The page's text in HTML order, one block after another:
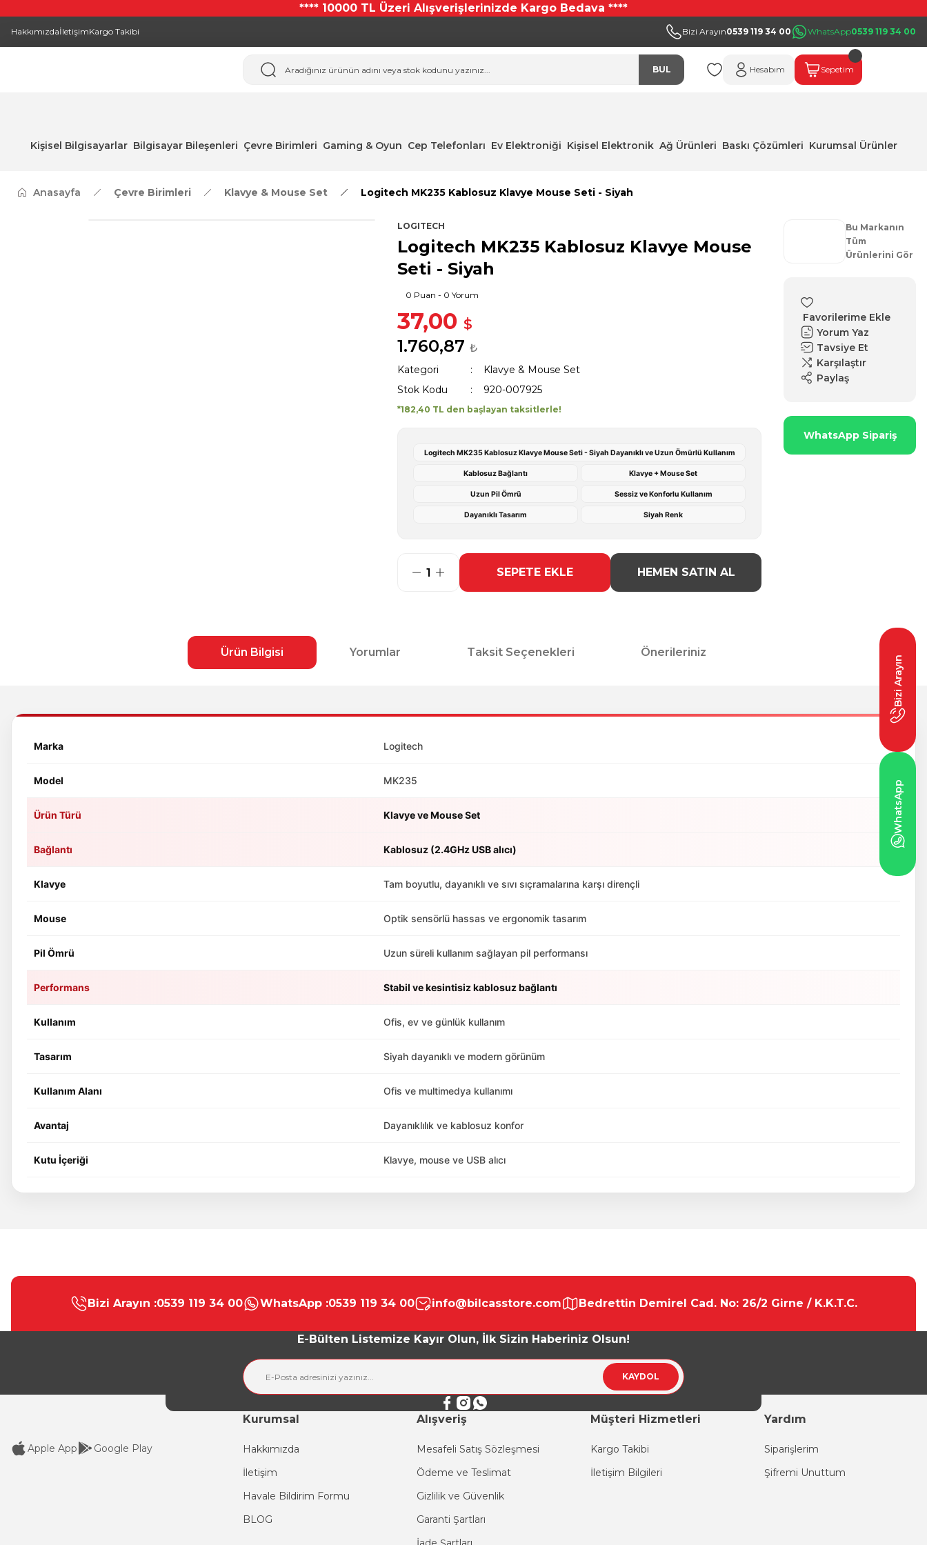
**** 10000 TL Üzeri Alışverişlerinizde Kargo Bedava ****
HakkımızdaİletişimKargo Takibi Bizi Arayın0539 119 34 00 WhatsApp0539 119 34 00
BUL Hesabım Sepetim
Kişisel Bilgisayarlar Bilgisayar Bileşenleri Çevre Birimleri Gaming & Oyun Cep Telefonları Ev Elektroniği Kişisel Elektronik Ağ Ürünleri Baskı Çözümleri Kurumsal Ürünler
Anasayfa Çevre Birimleri Klavye & Mouse Set Logitech MK235 Kablosuz Klavye Mouse Seti - Siyah
LOGITECH
Logitech MK235 Kablosuz Klavye Mouse
Seti - Siyah
0 Puan - 0 Yorum
37,00 $
1.760,87 ₺
Kategori
Klavye & Mouse Set
Stok Kodu
920-007925
*182,40 TL den başlayan taksitlerle!
Logitech MK235 Kablosuz Klavye Mouse Seti - Siyah Dayanıklı ve Uzun Ömürlü Kullanım
Kablosuz Bağlantı Klavye + Mouse Set
Uzun Pil Ömrü Sessiz ve Konforlu Kullanım
Dayanıklı Tasarım Siyah Renk
SEPETE EKLE HEMEN SATIN AL
Bu Markanın
Tüm
Ürünlerini Gör
Yorum Yaz
Tavsiye Et
Karşılaştır
Paylaş
WhatsApp Sipariş
Ürün Bilgisi Yorumlar Taksit Seçenekleri Önerileriniz
Marka Logitech
Model MK235
Ürün Türü Klavye ve Mouse Set
Bağlantı Kablosuz (2.4GHz USB alıcı)
Klavye Tam boyutlu, dayanıklı ve sıvı sıçramalarına karşı dirençli
Mouse Optik sensörlü hassas ve ergonomik tasarım
Pil Ömrü Uzun süreli kullanım sağlayan pil performansı
Performans Stabil ve kesintisiz kablosuz bağlantı
Kullanım Ofis, ev ve günlük kullanım
Tasarım Siyah dayanıklı ve modern görünüm
Kullanım Alanı Ofis ve multimedya kullanımı
Avantaj Dayanıklılık ve kablosuz konfor
Kutu İçeriği Klavye, mouse ve USB alıcı
Görüş ve önerileriniz için teşekkür ederiz.
Ürün resmi kalitesiz, bozuk veya görüntülenemiyor.
Ürün açıklamasında eksik bilgiler bulunuyor.
Gönder
Bizi Arayın :0539 119 34 00 WhatsApp :0539 119 34 00 info@bilcasstore.com Bedrettin Demirel Cad. No: 26/2 Girne / K.K.T.C.
E-Bülten Listemize Kayır Olun, İlk Sizin Haberiniz Olsun!
KAYDOL
Apple App Google Play
Kurumsal
Hakkımızda
İletişim
Havale Bildirim Formu
BLOG
Alışveriş
Mesafeli Satış Sözleşmesi
Ödeme ve Teslimat
Gizlilik ve Güvenlik
Garanti Şartları
Müşteri Hizmetleri
Kargo Takibi
İletişim Bilgileri
Yardım
Siparişlerim
Şifremi Unuttum
Bizi Arayın
WhatsApp